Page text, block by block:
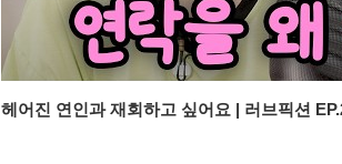
헤어진 연인과 재회하고 싶어요 | 러브픽션